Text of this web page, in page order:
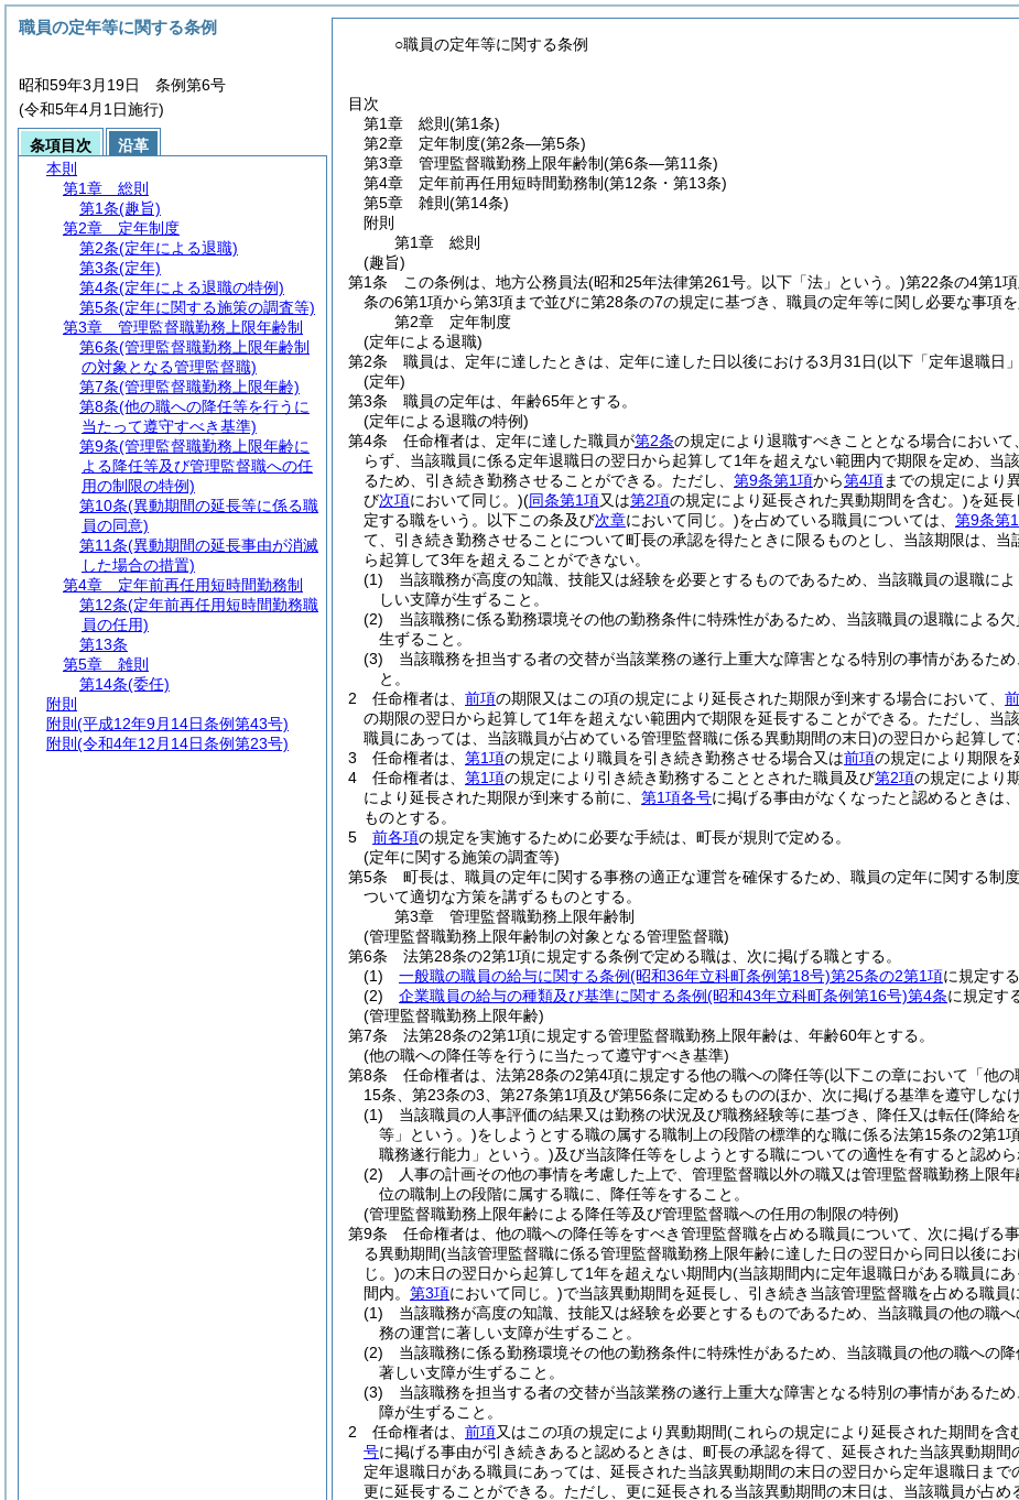
○職員の定年等に関する条例
目次
第1章
総則 (第1条)
第2章
定年制度(第2条―第5条)
第3章
管理監督職勤務上限年齢制(第6条―第11条)
第4章
定年前再任用短時間勤務制(第12条・第13条)
第5章
雑則 (第14条)
附則
第1章
総則
(趣旨)
第1条
この条例は、地方公務員法(昭和25年法律第261号。以下「法」という。)第22条の4第1
条の6第1項から第3項まで並びに第28条の7の規定に基づき、職員の定年等に関し必要な事項を
第2章
定年制度
(定年による退職)
第2条
職員は、定年に達したときは、定年に達した日以後における3月31日(以下「定年退職日
(定年)
第3条
職員の定年は、年齢65年とする。
(定年による退職の特例)
第4条
任命権者は、定年に達した職員が第2条の規定により退職すべきこととなる場合において
らず、当該職員に係る定年退職日の翌日から起算して1年を超えない範囲内で期限を定め、当
るため、引き続き勤務させることができる。 ただし、 第9条第1項から第4項までの規定により
び次項において同じ。)(同条第1項又は第2項の規定により延長された異動期間を含む。)を延
定する職をいう。以下この条及び次章において同じ。)を占めている職員については、 第9条第
て、引き続き勤務させることについて町長の承認を得たときに限るものとし、当該期限は、
ら起算して3年を超えることができない。
(1)
当該職務が高度の知識、技能又は経験を必要とするものであるため、当該職員の退職に
しい支障が生ずること。
(2)
当該職務に係る勤務環境その他の勤務条件に特殊性があるため、当該職員の退職による
生ずること。
(3)
当該職務を担当する者の交替が当該業務の遂行上重大な障害となる特別の事情があるた
と。
2
任命権者は、 前項の期限又はこの項の規定により延長された期限が到来する場合において、
の期限の翌日から起算して1年を超えない範囲内で期限を延長することができる。 ただし、当
職員にあっては、当該職員が占めている管理監督職に係る異動期間の末日)の翌日から起算し
3
任命権者は、 第1項の規定により職員を引き続き勤務させる場合又は前項の規定により期限を
4
任命権者は、 第1項の規定により引き続き勤務することとされた職員及び第2項の規定により
により延長された期限が到来する前に、 第1項各号に掲げる事由がなくなったと認めるときは
ものとする。
5
前各項の規定を実施するために必要な手続は、町長が規則で定める。
(定年に関する施策の調査等)
第5条
町長は、職員の定年に関する事務の適正な運営を確保するため、職員の定年に関する制
ついて適切な方策を講ずるものとする。
第3章
管理監督職勤務上限年齢制
(管理監督職勤務上限年齢制の対象となる管理監督職)
第6条
法第28条の2第1項に規定する条例で定める職は、次に掲げる職とする。
(1)
一般職の職員の給与に関する条例(昭和36年立科町条例第18号)第25条の2第1項に規定す
(2)
企業職員の給与の種類及び基準に関する条例(昭和43年立科町条例第16号)第4条に規定す
(管理監督職勤務上限年齢)
第7条
法第28条の2第1項に規定する管理監督職勤務上限年齢は、年齢60年とする。
(他の職への降任等を行うに当たって遵守すべき基準)
第8条
任命権者は、法第28条の2第4項に規定する他の職への降任等(以下この章において「他
15条、第23条の3、第27条第1項及び第56条に定めるもののほか、次に掲げる基準を遵守しな
(1)
当該職員の人事評価の結果又は勤務の状況及び職務経験等に基づき、降任又は転任(降給
等」という。)をしようとする職の属する職制上の段階の標準的な職に係る法第15条の2第1
職務遂行能力」という。)及び当該降任等をしようとする職についての適性を有すると認めら
(2)
人事の計画その他の事情を考慮した上で、管理監督職以外の職又は管理監督職勤務上限
位の職制上の段階に属する職に、降任等をすること。
(管理監督職勤務上限年齢による降任等及び管理監督職への任用の制限の特例)
第9条
任命権者は、他の職への降任等をすべき管理監督職を占める職員について、次に掲げる
る異動期間(当該管理監督職に係る管理監督職勤務上限年齢に達した日の翌日から同日以後に
じ。)の末日の翌日から起算して1年を超えない期間内(当該期間内に定年退職日がある職員に
間内。 第3項において同じ。)で当該異動期間を延長し、引き続き当該管理監督職を占める職
(1)
当該職務が高度の知識、技能又は経験を必要とするものであるため、当該職員の他の職
務の運営に著しい支障が生ずること。
(2)
当該職務に係る勤務環境その他の勤務条件に特殊性があるため、当該職員の他の職への
著しい支障が生ずること。
(3)
当該職務を担当する者の交替が当該業務の遂行上重大な障害となる特別の事情があるた
障が生ずること。
2
任命権者は、 前項又はこの項の規定により異動期間(これらの規定により延長された期間を含
号に掲げる事由が引き続きあると認めるときは、町長の承認を得て、延長された当該異動期
定年退職日がある職員にあっては、延長された当該異動期間の末日の翌日から定年退職日まで
更に延長することができる。 ただし、更に延長される当該異動期間の末日は、当該職員が占
職員の定年等に関する条例
昭和59年3月19日 条例第6号
(令和5年4月1日施行)
条項目次
沿革
本則
第1章
総則
第1条(趣旨)
第2章
定年制度
第2条(定年による退職)
第3条(定年)
第4条(定年による退職の特例)
第5条(定年に関する施策の調査等)
第3章
管理監督職勤務上限年齢制
第6条(管理監督職勤務上限年齢制
の対象となる管理監督職)
第7条(管理監督職勤務上限年齢)
第8条(他の職への降任等を行うに
当たって遵守すべき基準)
第9条(管理監督職勤務上限年齢に
よる降任等及び管理監督職への任
用の制限の特例)
第10条(異動期間の延長等に係る職
員の同意)
第11条(異動期間の延長事由が消滅
した場合の措置)
第4章
定年前再任用短時間勤務制
第12条(定年前再任用短時間勤務職
員の任用)
第13条
第5章
雑則
第14条(委任)
附則
附則 (平成12年9月14日条例第43号)
附則 (令和4年12月14日条例第23号)